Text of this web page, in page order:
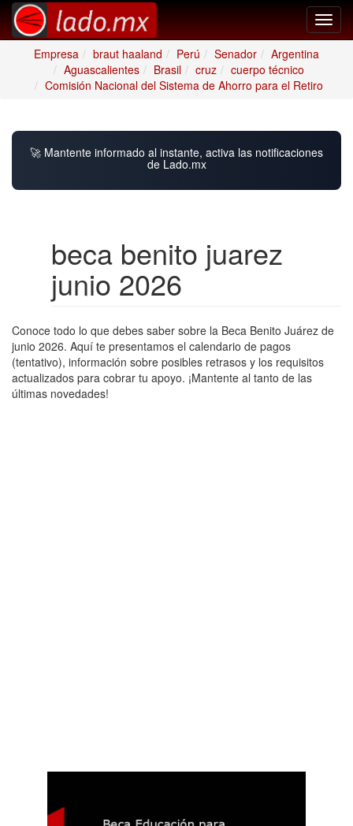
Empresa
braut haaland Perú Senador
Argentina
Aguascalientes
Brasil cruz
cuerpo técnico
Comisión Nacional del Sistema de Ahorro para el Retiro
🚀 Mantente informado al instante, activa las notificaciones
de Lado.mx
beca benito juarez
junio 2026
Conoce todo lo que debes saber sobre la Beca Benito Juárez de
junio 2026. Aquí te presentamos el calendario de pagos
(tentativo), información sobre posibles retrasos y los requisitos
actualizados para cobrar tu apoyo. ¡Mantente al tanto de las
últimas novedades!